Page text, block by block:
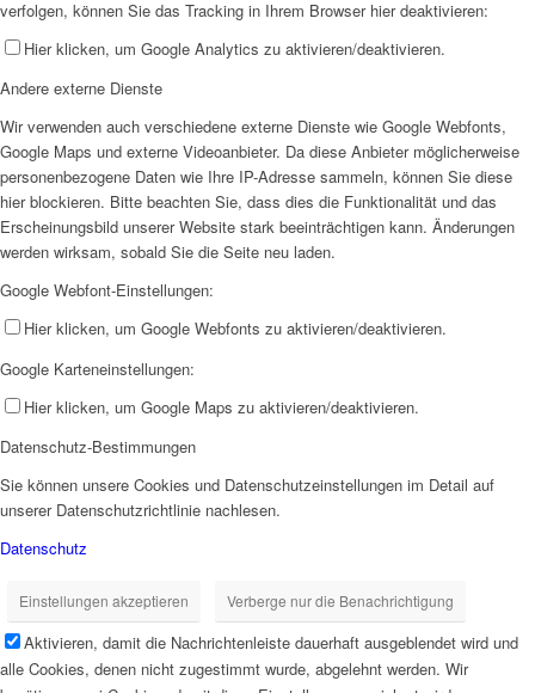
verfolgen, können Sie das Tracking in Ihrem Browser hier deaktivieren:
Hier klicken, um Google Analytics zu aktivieren/deaktivieren.
Andere externe Dienste
Wir verwenden auch verschiedene externe Dienste wie Google Webfonts,
Google Maps und externe Videoanbieter. Da diese Anbieter möglicherweise
personenbezogene Daten wie Ihre IP-Adresse sammeln, können Sie diese
hier blockieren. Bitte beachten Sie, dass dies die Funktionalität und das
Erscheinungsbild unserer Website stark beeinträchtigen kann. Änderungen
werden wirksam, sobald Sie die Seite neu laden.
Google Webfont-Einstellungen:
Hier klicken, um Google Webfonts zu aktivieren/deaktivieren.
Google Karteneinstellungen:
Hier klicken, um Google Maps zu aktivieren/deaktivieren.
Datenschutz-Bestimmungen
Sie können unsere Cookies und Datenschutzeinstellungen im Detail auf
unserer Datenschutzrichtlinie nachlesen.
Datenschutz
Einstellungen akzeptieren Verberge nur die Benachrichtigung
Aktivieren, damit die Nachrichtenleiste dauerhaft ausgeblendet wird und
alle Cookies, denen nicht zugestimmt wurde, abgelehnt werden. Wir